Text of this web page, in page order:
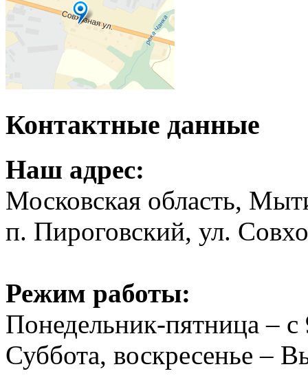
Контактные данные
Наш адрес:
Московская область,
п. Пироговский, ул.
Режим работы:
Понедельник-пятница –
Суббота, воскресенье –